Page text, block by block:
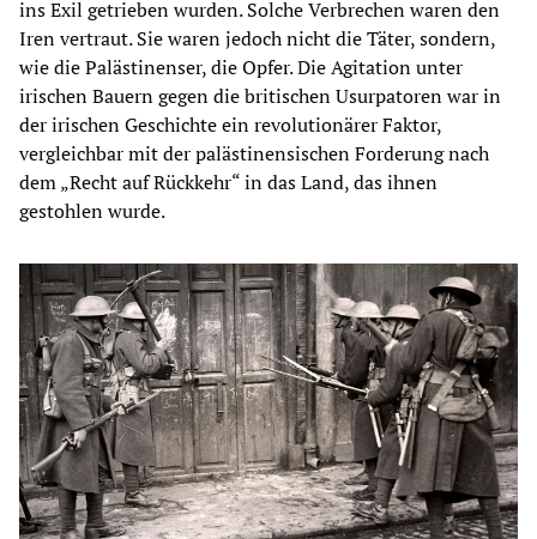
ins Exil getrieben wurden. Solche Verbrechen waren den
Iren vertraut. Sie waren jedoch nicht die Täter, sondern,
wie die Palästinenser, die Opfer. Die Agitation unter
irischen Bauern gegen die britischen Usurpatoren war in
der irischen Geschichte ein revolutionärer Faktor,
vergleichbar mit der palästinensischen Forderung nach
dem „Recht auf Rückkehr“ in das Land, das ihnen
gestohlen wurde.